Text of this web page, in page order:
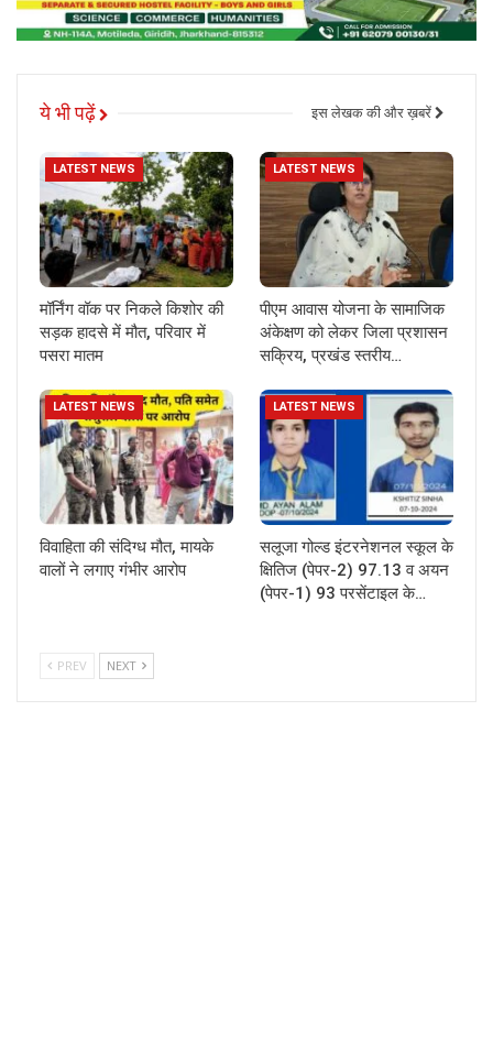
ये भी पढ़ें इस लेखक की और ख़बरें
LATEST NEWS
मॉर्निंग वॉक पर निकले किशोर की
सड़क हादसे में मौत, परिवार में
पसरा मातम
LATEST NEWS
पीएम आवास योजना के सामाजिक
अंकेक्षण को लेकर जिला प्रशासन
सक्रिय, प्रखंड स्तरीय…
LATEST NEWS
विवाहिता की संदिग्ध मौत, मायके
वालों ने लगाए गंभीर आरोप
LATEST NEWS
सलूजा गोल्ड इंटरनेशनल स्कूल के
क्षितिज (पेपर-2) 97.13 व अयन
(पेपर-1) 93 परसेंटाइल के…
PREV NEXT